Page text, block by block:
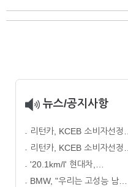
뉴스/공지사항
리턴카, KCEB 소비자선정…
리턴카, KCEB 소비자선정…
'20.1km/l' 현대차,…
BMW, "우리는 고성능 남…